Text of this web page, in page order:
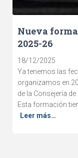
Nueva
2025-26
18/12/2025
Ya tenemos las
organizamos en
de la Consejería
Esta formación
Leer más…